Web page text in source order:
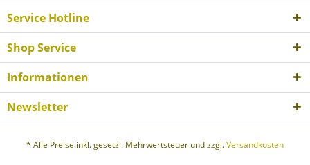
Service Hotline
Shop Service
Informationen
Newsletter
* Alle Preise inkl. gesetzl. Mehrwertsteuer und zzgl.Versandkosten